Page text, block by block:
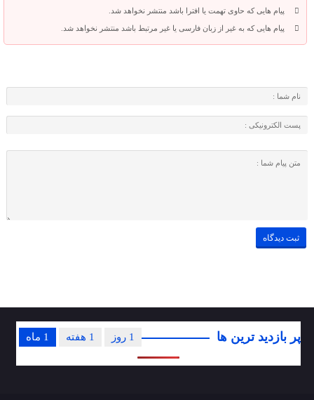
پیام هایی که حاوی تهمت یا افترا باشد منتشر نخواهد شد.
پیام هایی که به غیر از زبان فارسی یا غیر مرتبط باشد منتشر نخواهد شد.
پر بازدید ترین ها 1 ماه 1 هفته 1 روز